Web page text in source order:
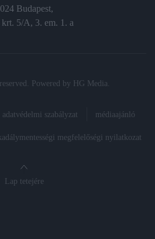
Budapest,
5/A, 3. em. 1. a
Powered by HG Media
adatvédelmi szabályzat médiaajánló
megfelelőségi nyilatkozat
Lap tetejére